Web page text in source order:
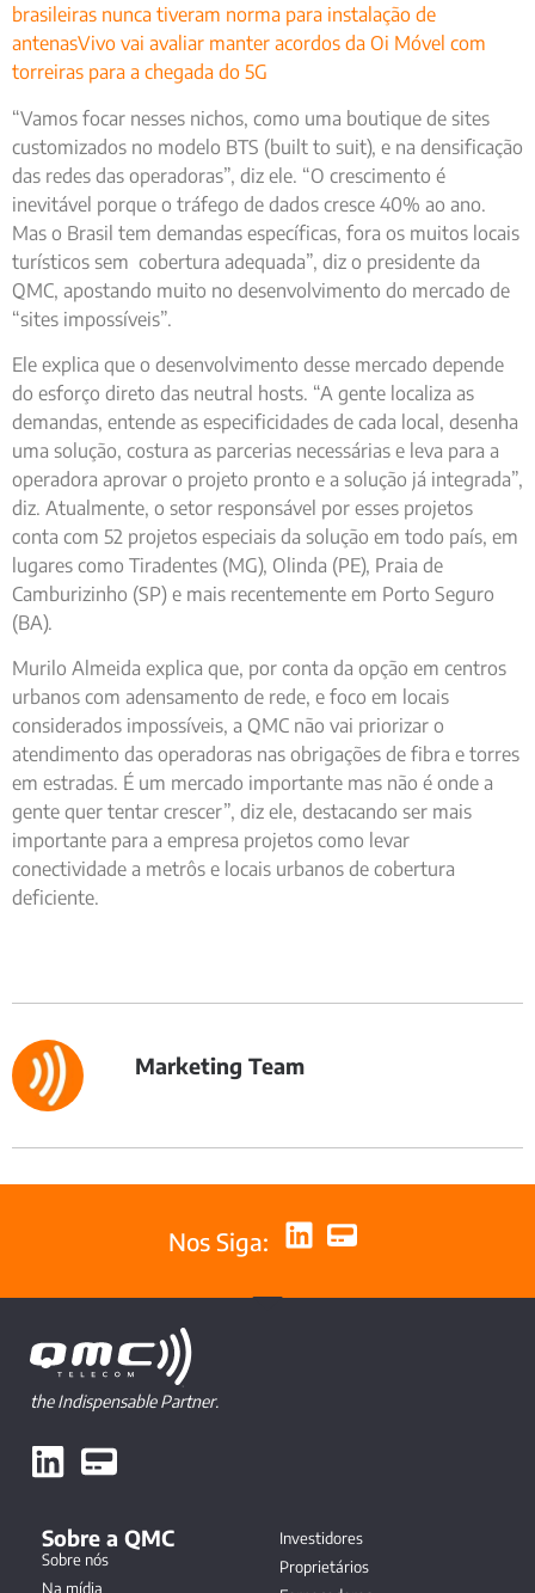
brasileiras nunca tiveram norma para instalação de
antenasVivo vai avaliar manter acordos da Oi Móvel com
torreiras para a chegada do 5G
“Vamos focar nesses nichos, como uma boutique de sites
customizados no modelo BTS (built to suit), e na densificação
das redes das operadoras”, diz ele. “O crescimento é
inevitável porque o tráfego de dados cresce 40% ao ano.
Mas o Brasil tem demandas específicas, fora os muitos locais
turísticos sem cobertura adequada”, diz o presidente da
QMC, apostando muito no desenvolvimento do mercado de
“sites impossíveis”.
Ele explica que o desenvolvimento desse mercado depende
do esforço direto das neutral hosts. “A gente localiza as
demandas, entende as especificidades de cada local, desenha
uma solução, costura as parcerias necessárias e leva para a
operadora aprovar o projeto pronto e a solução já integrada”,
diz. Atualmente, o setor responsável por esses projetos
conta com 52 projetos especiais da solução em todo país, em
lugares como Tiradentes (MG), Olinda (PE), Praia de
Camburizinho (SP) e mais recentemente em Porto Seguro
(BA).
Murilo Almeida explica que, por conta da opção em centros
urbanos com adensamento de rede, e foco em locais
considerados impossíveis, a QMC não vai priorizar o
atendimento das operadoras nas obrigações de fibra e torres
em estradas. É um mercado importante mas não é onde a
gente quer tentar crescer”, diz ele, destacando ser mais
importante para a empresa projetos como levar
conectividade a metrôs e locais urbanos de cobertura
deficiente.
Marketing Team
Nos Siga:
the Indispensable Partner.
Sobre a QMC
Sobre nós
Na mídia
Investidores
Proprietários